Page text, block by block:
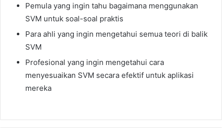
Pemula yang ingin tahu bagaimana menggunakan
SVM untuk soal-soal praktis
Para ahli yang ingin mengetahui semua teori di balik
SVM
Profesional yang ingin mengetahui cara
menyesuaikan SVM secara efektif untuk aplikasi
mereka